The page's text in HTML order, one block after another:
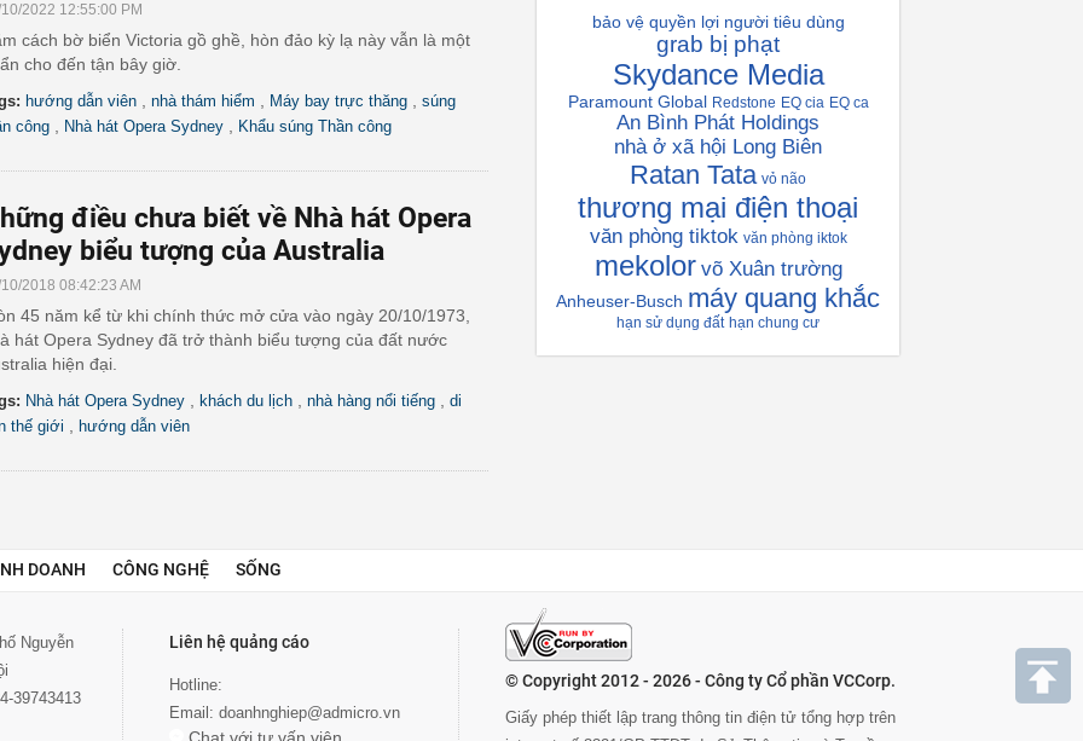
2022 12:55:00 PM
cách bờ biển Victoria gồ ghề, hòn đảo kỳ lạ này vẫn là một
cho đến tận bây giờ.
hướng dẫn viên nhà thám hiểm Máy bay trực thăng
súng
công
Nhà hát Opera Sydney Khẩu súng Thần công
điều chưa biết về Nhà hát Opera
biểu tượng của Australia
2018 08:42:23 AM
45 năm kể từ khi chính thức mở cửa vào ngày 20/10/1973,
hát Opera Sydney đã trở thành biểu tượng của đất nước
hiện đại.
Nhà hát Opera Sydney khách du lịch nhà hàng nổi tiếng
di
thế giới
hướng dẫn viên
bảo vệ quyền lợi người tiêu dùng
grab bị phạt
Skydance Media
Paramount Global Redstone EQ cia EQ ca
An Bình Phát Holdings
nhà ở xã hội Long Biên
Ratan Tata vỏ não
thương mại điện thoại
văn phòng tiktok văn phòng iktok
mekolor võ Xuân trường
Anheuser-Busch máy quang khắc
hạn sử dụng đất hạn chung cư
DOANH CÔNG NGHỆ SỐNG
Nguyễn
39743413
Liên hệ quảng cáo
Hotline:
Email: doanhnghiep@admicro.vn
© Copyright 2012 - 2026 - Công ty Cổ phần VCCorp.
Giấy phép thiết lập trang thông tin điện tử tổng hợp trên